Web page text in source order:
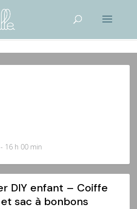
16 h 00 min
DIY enfant – Coiffe
sac à bonbons